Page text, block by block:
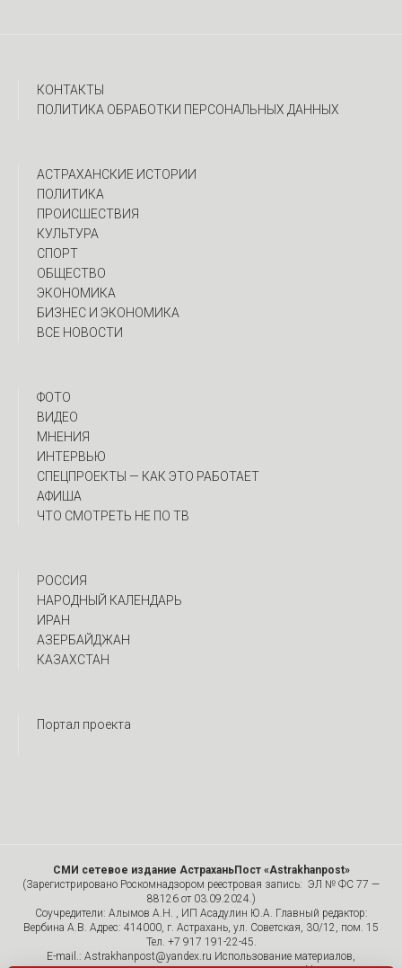
КОНТАКТЫ
ПОЛИТИКА ОБРАБОТКИ ПЕРСОНАЛЬНЫХ ДАННЫХ
АСТРАХАНСКИЕ ИСТОРИИ
ПОЛИТИКА
ПРОИСШЕСТВИЯ
КУЛЬТУРА
СПОРТ
ОБЩЕСТВО
ЭКОНОМИКА
БИЗНЕС И ЭКОНОМИКА
ВСЕ НОВОСТИ
ФОТО
ВИДЕО
МНЕНИЯ
ИНТЕРВЬЮ
CПЕЦПРОЕКТЫ — КАК ЭТО РАБОТАЕТ
АФИША
ЧТО СМОТРЕТЬ НЕ ПО ТВ
РОССИЯ
НАРОДНЫЙ КАЛЕНДАРЬ
ИРАН
АЗЕРБАЙДЖАН
КАЗАХСТАН
Портал проекта
СМИ сетевое издание АстраханьПост «Astrakhanpost»
(Зарегистрировано Роскомнадзором реестровая запись: ЭЛ № ФС 77 —
88126 от 03.09.2024.)
Соучредители: Алымов А.Н. , ИП Асадулин Ю.А. Главный редактор:
Вербина А.В. Адрес: 414000, г. Астрахань, ул. Советская, 30/12, пом. 15
Тел. +7 917 191-22-45.
E-mail.: Astrakhanpost@yandex.ru Использование материалов,